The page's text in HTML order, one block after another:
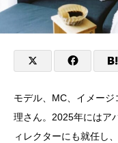
モデル、MC、イメー
理さん。2025年にはア
ィレクターにも就任し